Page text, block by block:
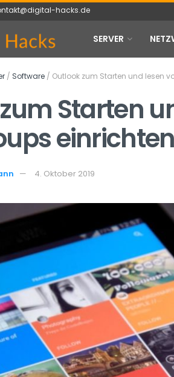
hacks.de
SERVER
/ Software / Outlook zum Starten und lesen
Starten
einrichten
4. Oktober 2019